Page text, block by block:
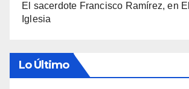
El sacerdote Francisco Ramírez, en
Iglesia
Lo Último